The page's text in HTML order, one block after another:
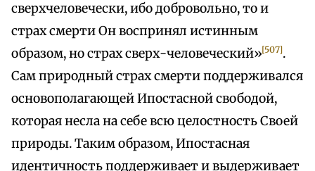
сверхчеловечески, ибо добровольно, то и
страх смерти Он воспринял истинным
образом, но страх сверх-человеческий»[507].
Сам природный страх смерти поддерживался
основополагающей Ипостасной свободой,
которая несла на себе всю целостность Своей
природы. Таким образом, Ипостасная
идентичность поддерживает и выдерживает